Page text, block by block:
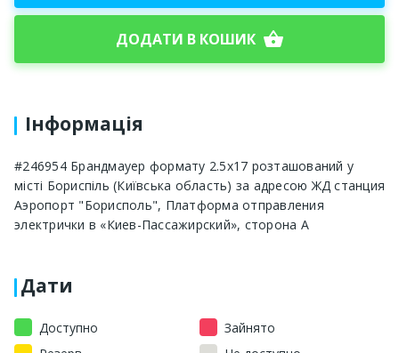
ДОДАТИ В КОШИК shopping_basket
Інформація
#246954 Брандмауер формату 2.5x17 розташований у
місті Бориспіль (Київська область) за адресою ЖД станция
Аэропорт "Борисполь", Платформа отправления
электрички в «Киев-Пассажирский», сторона A
Дати
Доступно
Зайнято